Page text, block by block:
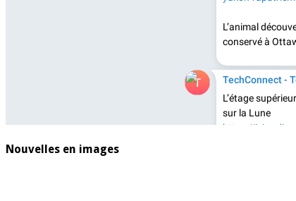
Nouvelles en images